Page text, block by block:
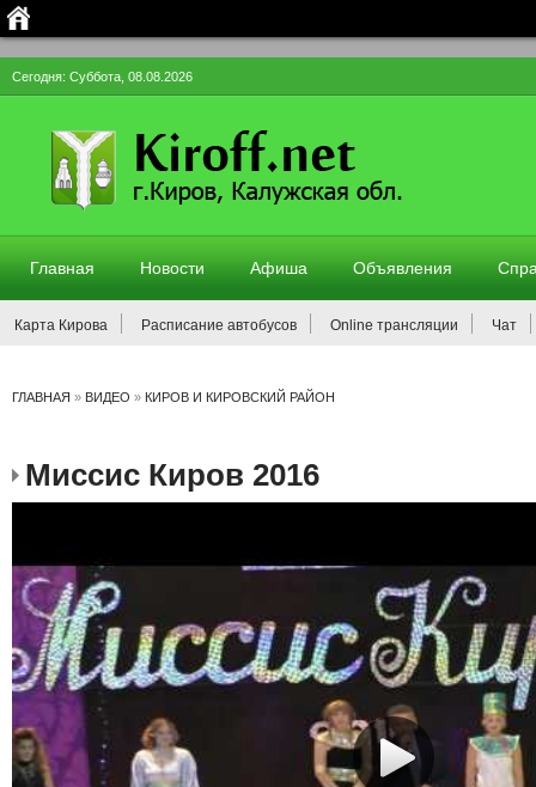
Сегодня: Суббота, 08.08.2026
Главная Новости Афиша Объявления
Карта Кирова Расписание автобусов Online трансляции Чат
ГЛАВНАЯ » ВИДЕО » КИРОВ И КИРОВСКИЙ РАЙОН
Миссис Киров 2016